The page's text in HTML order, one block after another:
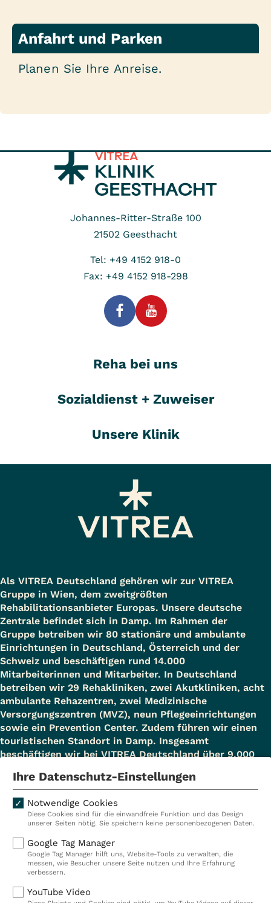
Anfahrt und Parken
Planen Sie Ihre Anreise.
Johannes-Ritter-Straße 100
21502 Geesthacht
Tel: +49 4152 918-0
Fax: +49 4152 918-298
Reha bei uns
Sozialdienst + Zuweiser
Unsere Klinik
Als VITREA Deutschland gehören wir zur VITREA
Gruppe in Wien, dem zweitgrößten
Rehabilitationsanbieter Europas. Unsere deutsche
Zentrale befindet sich in Damp. Im Rahmen der
Gruppe betreiben wir 80 stationäre und ambulante
Einrichtungen in Deutschland, Österreich und der
Schweiz und beschäftigen rund 14.000
Mitarbeiterinnen und Mitarbeiter. In Deutschland
betreiben wir 29 Rehakliniken, zwei Akutkliniken, acht
ambulante Rehazentren, zwei Medizinische
Versorgungszentren (MVZ), neun Pflegeeinrichtungen
sowie ein Prevention Center. Zudem führen wir einen
touristischen Standort in Damp. Insgesamt
beschäftigen wir bei VITREA Deutschland über 9.000
Kliniken
Ambulant
Reha
Prävention
Karriere
VITREA Deutschland
Ihre Datenschutz-Einstellungen
Notwendige Cookies
Diese Cookies sind für die einwandfreie Funktion und das Design
unserer Seiten nötig. Sie speichern keine personenbezogenen Daten.
Google Tag Manager
Google Tag Manager hilft uns, Website-Tools zu verwalten, die
messen, wie Besucher unsere Seite nutzen und Ihre Erfahrung
verbessern.
YouTube Video